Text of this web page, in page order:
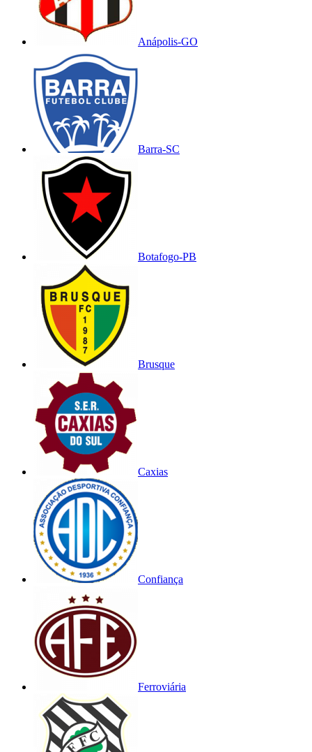
Anápolis-GO
Barra-SC
Botafogo-PB
Brusque
Caxias
Confiança
Ferroviária